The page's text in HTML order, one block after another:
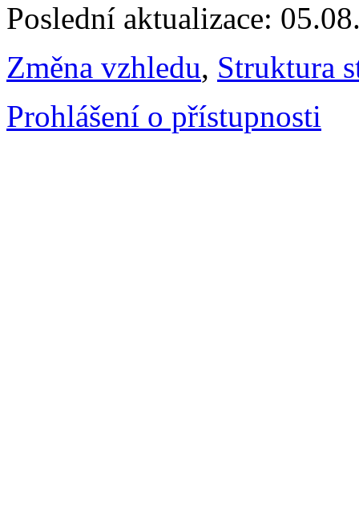
Poslední aktualizace:
Změna vzhledu, Struktura
Prohlášení o přístupnosti